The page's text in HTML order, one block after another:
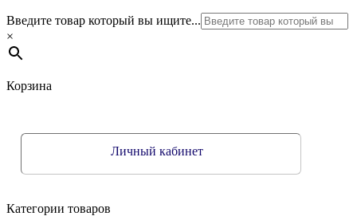
Введите товар который вы ищите...
×
Корзина
Личный кабинет
Категории товаров